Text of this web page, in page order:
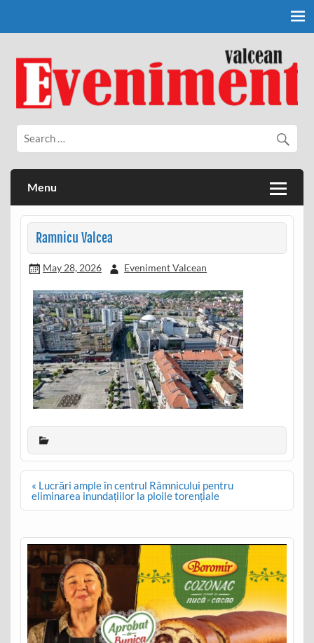
Eveniment Valcean
Menu
Ramnicu Valcea
May 28, 2026 Eveniment Valcean
Post
navigation
« Lucrări ample în centrul Râmnicului pentru
eliminarea inundațiilor la ploile torențiale